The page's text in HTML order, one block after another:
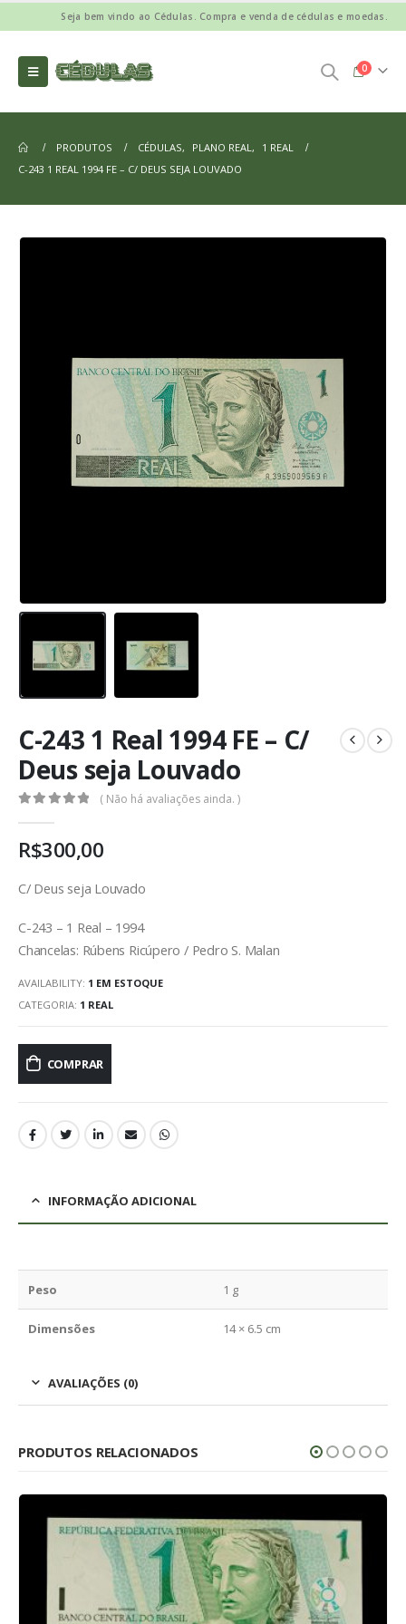
Seja bem vindo ao Cédulas. Compra e venda de cédulas e moedas.
0
PRODUTOS CÉDULAS, PLANO REAL,
1 REAL
C-243 1 REAL 1994 FE – C/ DEUS SEJA LOUVADO
C-243 1 Real 1994 FE – C/
Deus seja Louvado
( Não há avaliações ainda. )
R$300,00
C/ Deus seja Louvado
C-243 – 1 Real – 1994
Chancelas: Rúbens Ricúpero / Pedro S. Malan
AVAILABILITY: 1 EM ESTOQUE
CATEGORIA: 1 REAL
COMPRAR
INFORMAÇÃO ADICIONAL
Peso 1 g
Dimensões 14 × 6.5 cm
AVALIAÇÕES (0)
PRODUTOS RELACIONADOS